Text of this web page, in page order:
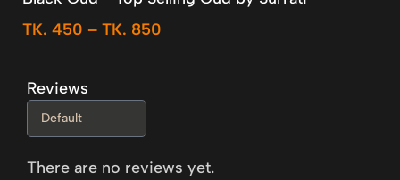
TK. 450 – TK. 850
Reviews
There are no reviews yet.